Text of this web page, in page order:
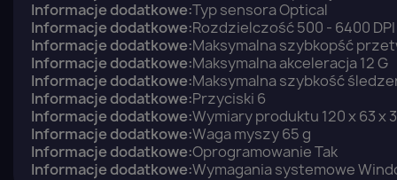
Informacje dodatkowe:Typ sensora Optical
Informacje dodatkowe:Rozdzielczość 500 - 6400 DPI
Informacje dodatkowe:Maksymalna szybkopść
Informacje dodatkowe:Maksymalna akceleracja 12 G
Informacje dodatkowe:Maksymalna szybkość
Informacje dodatkowe:Przyciski 6
Informacje dodatkowe:Wymiary produktu 120 x 63 x
Informacje dodatkowe:Waga myszy 65 g
Informacje dodatkowe:Oprogramowanie Tak
Informacje dodatkowe:Wymagania systemowe